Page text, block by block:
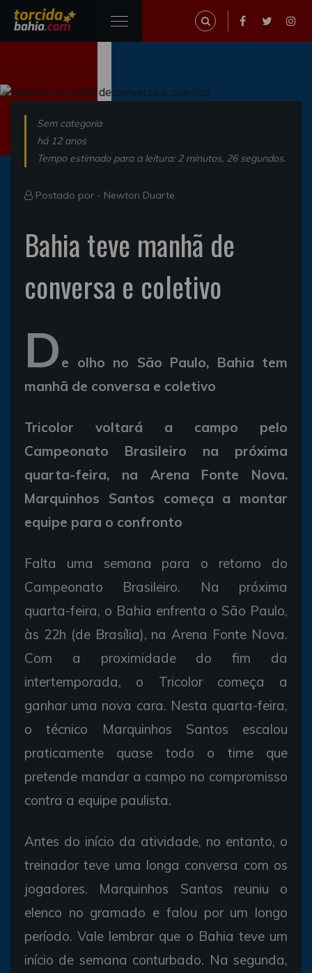
Sem categoria
há 12 anos
Tempo estimado para a leitura: 2 minutos, 26 segundos.
Postado por - Newton Duarte
Bahia teve manhã de
conversa e coletivo
D e olho no São Paulo, Bahia tem
manhã de conversa e coletivo
Tricolor voltará a campo pelo
Campeonato Brasileiro na próxima
quarta-feira, na Arena Fonte Nova.
Marquinhos Santos começa a montar
equipe para o confronto
Falta uma semana para o retorno do
Campeonato Brasileiro. Na próxima
quarta-feira, o Bahia enfrenta o São Paulo,
às 22h (de Brasília), na Arena Fonte Nova.
Com a proximidade do fim da
intertemporada, o Tricolor começa a
ganhar uma nova cara. Nesta quarta-feira,
o técnico Marquinhos Santos escalou
praticamente quase todo o time que
pretende mandar a campo no compromisso
contra a equipe paulista.
Antes do início da atividade, no entanto, o
treinador teve uma longa conversa com os
jogadores. Marquinhos Santos reuniu o
elenco no gramado e falou por um longo
período. Vale lembrar que o Bahia teve um
início de semana conturbado. Na segunda,